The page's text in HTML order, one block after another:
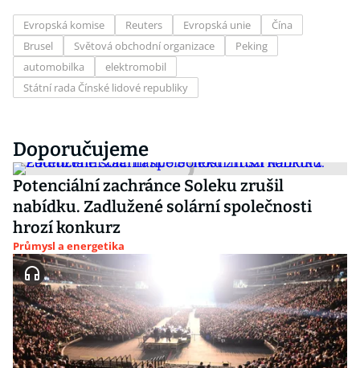
Evropská komise Reuters Evropská unie
Čína
Brusel
Světová obchodní organizace
Peking
automobilka
elektromobil
Státní rada Čínské lidové republiky
Doporučujeme
Potenciální zachránce Soleku zrušil
nabídku. Zadlužené solární společnosti
hrozí konkurz
Průmysl a energetika